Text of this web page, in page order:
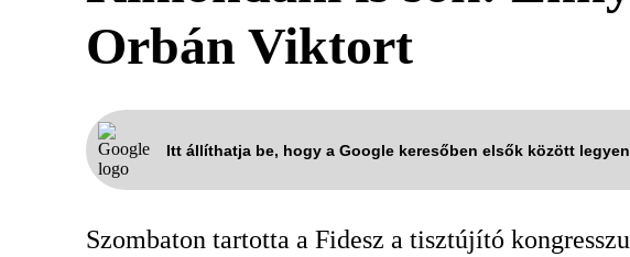
Orbán Viktort
Itt állíthatja be, hogy a Google keresőben elsők között
Szombaton tartotta a Fidesz a tisztújító